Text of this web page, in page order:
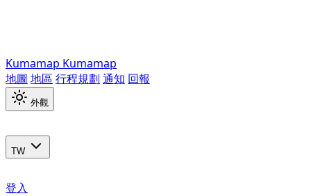
Kumamap Kumamap
地圖 地區 行程規劃 通知 回報
外觀
TW
登入